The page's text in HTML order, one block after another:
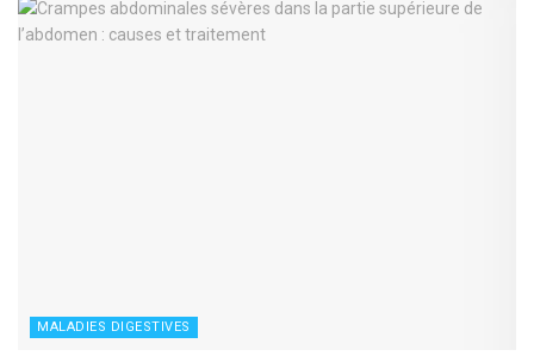
MALADIES DIGESTIVES